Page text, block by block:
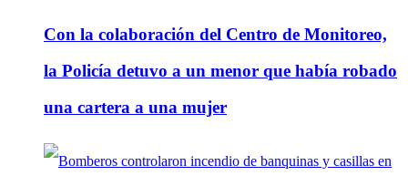
Con la colaboración del Centro de Monitoreo,
la Policía detuvo a un menor que había robado
una cartera a una mujer